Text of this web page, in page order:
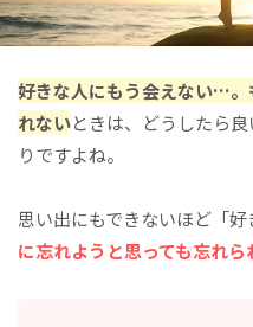
好きな人にもう会えない…。
れないときは、どうしたら
りですよね。
思い出にもできないほど「好
に忘れようと思っても忘れら